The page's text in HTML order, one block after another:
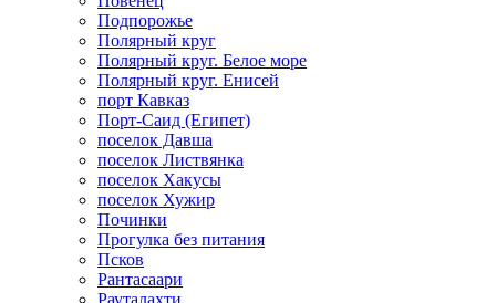
Подпорожье
Полярный круг
Полярный круг. Белое море
Полярный круг. Енисей
порт Кавказ
Порт-Саид (Египет)
поселок Давша
поселок Листвянка
поселок Хакусы
поселок Хужир
Починки
Прогулка без питания
Псков
Рантасаари
Рауталахти